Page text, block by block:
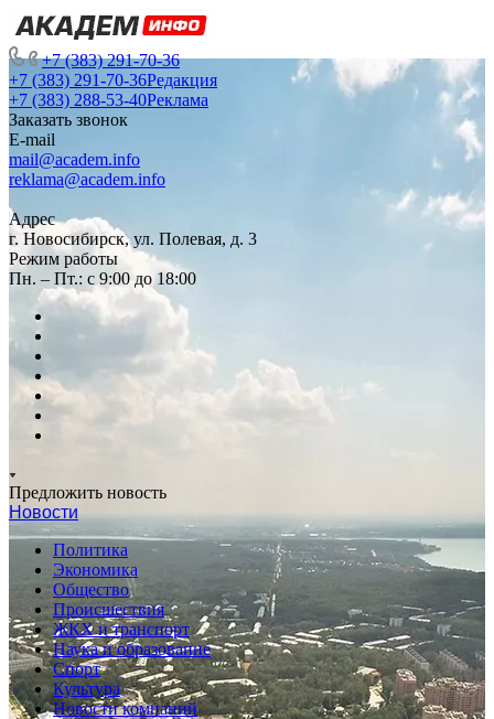
+7 (383) 291-70-36
+7 (383) 291-70-36Редакция
+7 (383) 288-53-40Реклама
Заказать звонок
E-mail
mail@academ.info
reklama@academ.info
Адрес
г. Новосибирск, ул. Полевая, д. 3
Режим работы
Пн. – Пт.: с 9:00 до 18:00
Предложить новость
Новости
Политика
Экономика
Общество
Происшествия
ЖКХ и транспорт
Наука и образование
Спорт
Культура
Новости компаний